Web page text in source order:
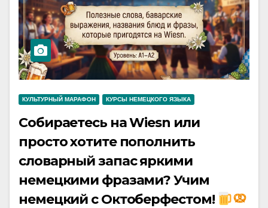
КУЛЬТУРНЫЙ МАРАФОН КУРСЫ НЕМЕЦКОГО ЯЗЫКА
Собираетесь на Wiesn или
просто хотите пополнить
словарный запас яркими
немецкими фразами? Учим
немецкий с Октоберфестом!